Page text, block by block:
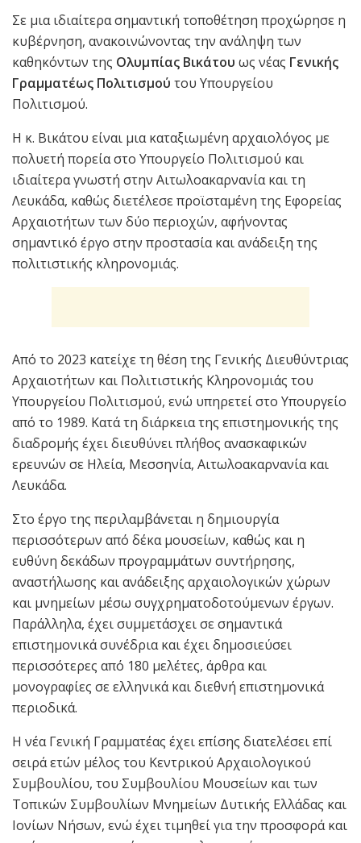
Σε μια ιδιαίτερα σημαντική τοποθέτηση προχώρησε η
κυβέρνηση, ανακοινώνοντας την ανάληψη των
καθηκόντων της Ολυμπίας Βικάτου ως νέας Γενικής
Γραμματέως Πολιτισμού του Υπουργείου
Πολιτισμού.
Η κ. Βικάτου είναι μια καταξιωμένη αρχαιολόγος με
πολυετή πορεία στο Υπουργείο Πολιτισμού και
ιδιαίτερα γνωστή στην Αιτωλοακαρνανία και τη
Λευκάδα, καθώς διετέλεσε προϊσταμένη της Εφορείας
Αρχαιοτήτων των δύο περιοχών, αφήνοντας
σημαντικό έργο στην προστασία και ανάδειξη της
πολιτιστικής κληρονομιάς.
Από το 2023 κατείχε τη θέση της Γενικής Διευθύντριας
Αρχαιοτήτων και Πολιτιστικής Κληρονομιάς του
Υπουργείου Πολιτισμού, ενώ υπηρετεί στο Υπουργείο
από το 1989. Κατά τη διάρκεια της επιστημονικής της
διαδρομής έχει διευθύνει πλήθος ανασκαφικών
ερευνών σε Ηλεία, Μεσσηνία, Αιτωλοακαρνανία και
Λευκάδα.
Στο έργο της περιλαμβάνεται η δημιουργία
περισσότερων από δέκα μουσείων, καθώς και η
ευθύνη δεκάδων προγραμμάτων συντήρησης,
αναστήλωσης και ανάδειξης αρχαιολογικών χώρων
και μνημείων μέσω συγχρηματοδοτούμενων έργων.
Παράλληλα, έχει συμμετάσχει σε σημαντικά
επιστημονικά συνέδρια και έχει δημοσιεύσει
περισσότερες από 180 μελέτες, άρθρα και
μονογραφίες σε ελληνικά και διεθνή επιστημονικά
περιοδικά.
Η νέα Γενική Γραμματέας έχει επίσης διατελέσει επί
σειρά ετών μέλος του Κεντρικού Αρχαιολογικού
Συμβουλίου, του Συμβουλίου Μουσείων και των
Τοπικών Συμβουλίων Μνημείων Δυτικής Ελλάδας και
Ιονίων Νήσων, ενώ έχει τιμηθεί για την προσφορά και